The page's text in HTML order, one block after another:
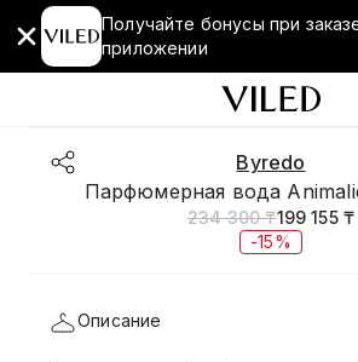
Получайте бонусы при
приложении
Byredo
Парфюмерная вода
234 300 ₸199 155 ₸
-15%
Описание